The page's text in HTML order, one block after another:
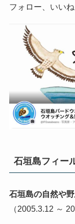
フォロー、いい
石垣島フィー
石垣島の自然や
（2005.3.12 ～